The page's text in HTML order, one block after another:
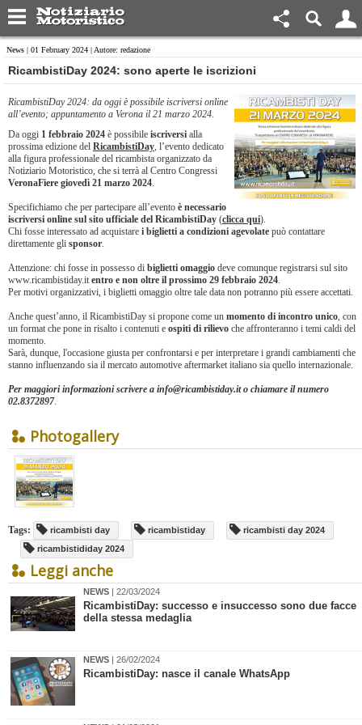
News | 01 February 2024 | Autore: redazione
RicambistiDay 2024: sono aperte le iscrizioni
RicambistiDay 2024: da oggi è possibile iscriversi online
all’evento; appuntamento a Verona il 21 marzo 2024.
Da oggi 1 febbraio 2024 è possibile iscriversi alla
prossima edizione del RicambistiDay, l’evento dedicato
alla figura professionale del ricambista organizzato da
Notiziario Motoristico, che si terrà al Centro Congressi
VeronaFiere giovedì 21 marzo 2024.
Specifichiamo che per partecipare all’evento è necessario
iscriversi online sul sito ufficiale del RicambistiDay (clicca qui).
Chi fosse interessato ad acquistare i biglietti a condizioni agevolate può contattare
direttamente gli sponsor.
Attenzione: chi fosse in possesso di biglietti omaggio deve comunque registrarsi sul sito
www.ricambistiday.it entro e non oltre il prossimo 29 febbraio 2024.
Per motivi organizzativi, i biglietti omaggio oltre tale data non potranno più essere accettati.
Anche quest’anno, il RicambistiDay si propone come un momento di incontro unico, con
un format che pone in risalto i contenuti e ospiti di rilievo che affronteranno i temi caldi del
momento.
Sarà, dunque, l'occasione giusta per confrontarsi e per interpretare i grandi cambiamenti che
stanno influenzando sia il mercato automotive aftermarket italiano sia quello internazionale.
Per maggiori informazioni scrivere a info@ricambistiday.it o chiamare il numero
02.8372897.
Photogallery
Tags: ricambisti day ricambistiday
ricambisti day 2024
ricambistididay 2024
Leggi anche
NEWS | 22/03/2024
RicambistiDay: successo e insuccesso sono due facce
della stessa medaglia
NEWS | 26/02/2024
​RicambistiDay: nasce il canale WhatsApp